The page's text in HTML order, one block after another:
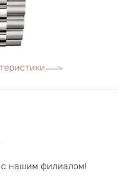
нашим филиалом!